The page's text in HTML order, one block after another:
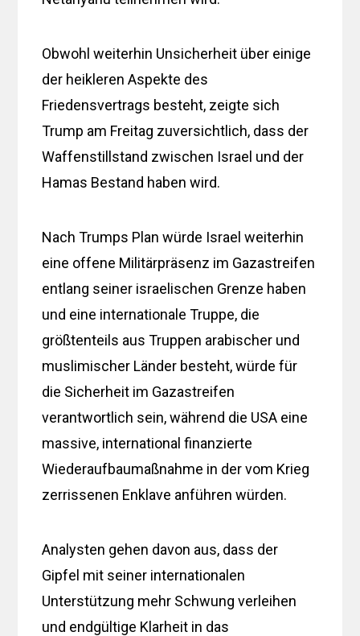
Obwohl weiterhin Unsicherheit über einige
der heikleren Aspekte des
Friedensvertrags besteht, zeigte sich
Trump am Freitag zuversichtlich, dass der
Waffenstillstand zwischen Israel und der
Hamas Bestand haben wird.
Nach Trumps Plan würde Israel weiterhin
eine offene Militärpräsenz im Gazastreifen
entlang seiner israelischen Grenze haben
und eine internationale Truppe, die
größtenteils aus Truppen arabischer und
muslimischer Länder besteht, würde für
die Sicherheit im Gazastreifen
verantwortlich sein, während die USA eine
massive, international finanzierte
Wiederaufbaumaßnahme in der vom Krieg
zerrissenen Enklave anführen würden.
Analysten gehen davon aus, dass der
Gipfel mit seiner internationalen
Unterstützung mehr Schwung verleihen
und endgültige Klarheit in das